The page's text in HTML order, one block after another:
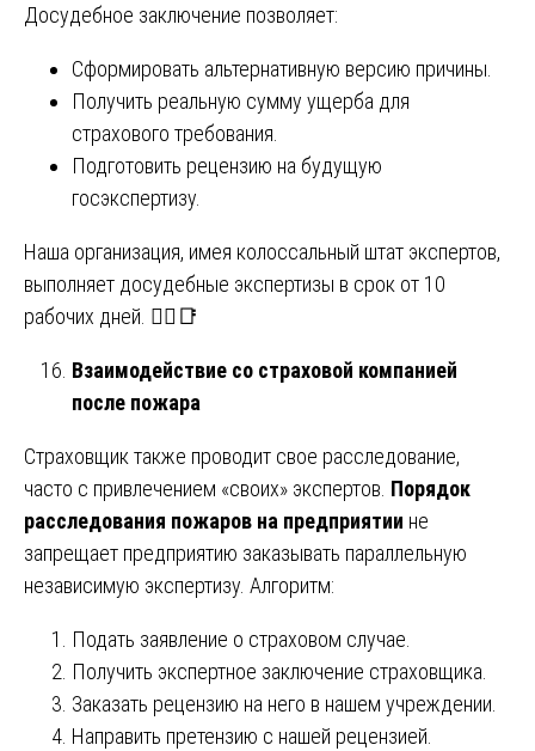
Досудебное заключение позволяет:
Сформировать альтернативную версию причины.
Получить реальную сумму ущерба для
страхового требования.
Подготовить рецензию на будущую
госэкспертизу.
Наша организация, имея колоссальный штат экспертов,
выполняет досудебные экспертизы в срок от 10
рабочих дней. 🏃‍♂️📑
Взаимодействие со страховой компанией
после пожара
Страховщик также проводит свое расследование,
часто с привлечением «своих» экспертов. Порядок
расследования пожаров на предприятии не
запрещает предприятию заказывать параллельную
независимую экспертизу. Алгоритм:
Подать заявление о страховом случае.
Получить экспертное заключение страховщика.
Заказать рецензию на него в нашем учреждении.
Направить претензию с нашей рецензией.